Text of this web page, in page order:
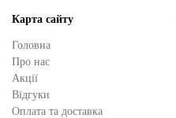
Карта сайту
Головна
Про нас
Акції
Відгуки
Оплата та доставка